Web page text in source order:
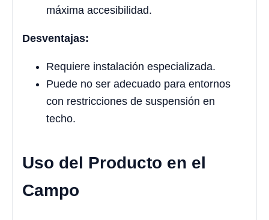
máxima accesibilidad.
Desventajas:
Requiere instalación especializada.
Puede no ser adecuado para entornos
con restricciones de suspensión en
techo.
Uso del Producto en el
Campo